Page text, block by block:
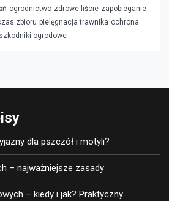
ogrodnictwo zdrowe liście zapobieganie
zbioru pielęgnacja trawnika ochrona
szkodniki ogrodowe
dla pszczół i motyli?
– najważniejsze zasady
– kiedy i jak? Praktyczny